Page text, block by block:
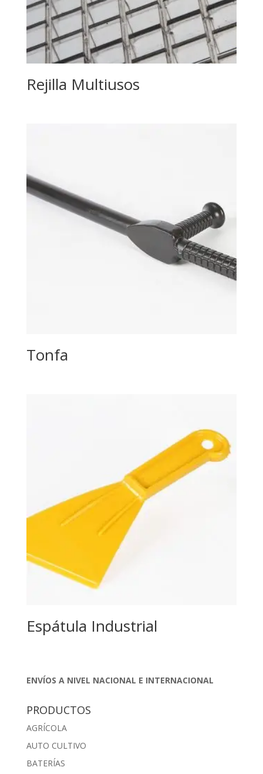
Rejilla Multiusos
Tonfa
Espátula Industrial
ENVÍOS A NIVEL NACIONAL E INTERNACIONAL
PRODUCTOS
AGRÍCOLA
AUTO CULTIVO
BATERÍAS